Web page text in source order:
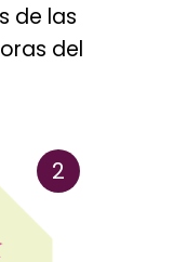
de las
del
2